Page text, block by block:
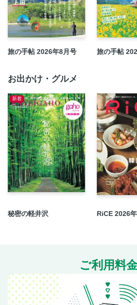
ゆるりと歩く町の旅 伊勢を目指す人
町 白子宿・神戸宿 ●三重県鈴鹿市
広いぞニッポン！ 今月のお宝まち
ンシップに育まれてきた町 ●富山県
会いに行きたい温泉宿 大喜泉 ●長
秋田県横手市
列島Information
JRニュース
バックナンバー＆定期購読のご案内
次号予告
かけ湯くん
旅の手帖 2026年8月号 旅の手帖
お出かけ・グルメ
新着
秘密の軽井沢 RiCE 2026
ご利用料